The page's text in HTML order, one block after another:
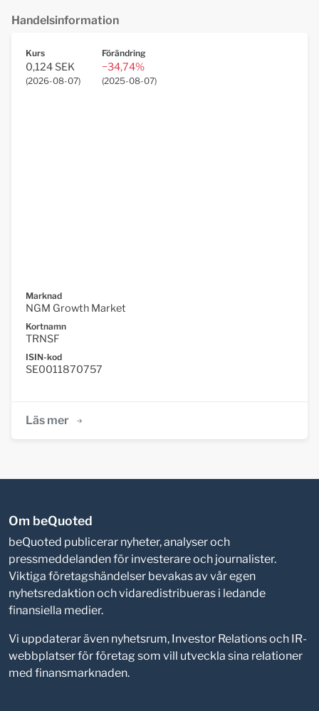
Handelsinformation
Kurs
0,124 SEK
(2026-08-07)
Förändring
−34,74%
(2025-08-07)
Marknad
NGM Growth Market
Kortnamn
TRNSF
ISIN-kod
SE0011870757
Läs mer
Om beQuoted
beQuoted publicerar nyheter, analyser och
pressmeddelanden för investerare och journalister.
Viktiga företagshändelser bevakas av vår egen
nyhetsredaktion och vidaredistribueras i ledande
finansiella medier.
Vi uppdaterar även nyhetsrum, Investor Relations och IR-
webbplatser för företag som vill utveckla sina relationer
med finansmarknaden.